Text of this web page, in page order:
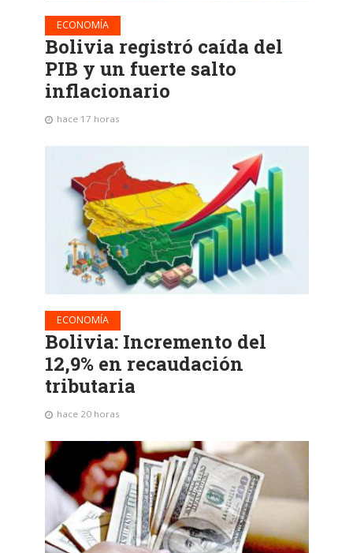
ECONOMÍA
Bolivia registró caída del
PIB y un fuerte salto
inflacionario
hace 17 horas
ECONOMÍA
Bolivia: Incremento del
12,9% en recaudación
tributaria
hace 20 horas